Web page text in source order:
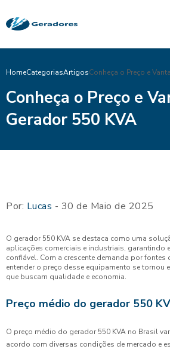
HomeCategoriasArtigosConheça o Preço e
Conheça o Preço e
Gerador 550 KVA
Por: Lucas - 30 de Maio de 2025
O gerador 550 KVA se destaca como uma
aplicações comerciais e industriais, garantindo
confiável. Com a crescente demanda por fontes
entender o preço desse equipamento se tornou
que buscam qualidade e economia.
Preço médio do gerador 550
O preço médio do gerador 550 KVA no Brasil
acordo com diversas condições de mercado e